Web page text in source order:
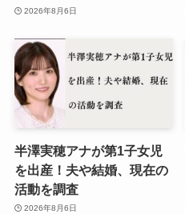
2026年8月6日
半澤実穂アナが第1子女児
を出産！夫や結婚、現在の
活動を調査
2026年8月6日